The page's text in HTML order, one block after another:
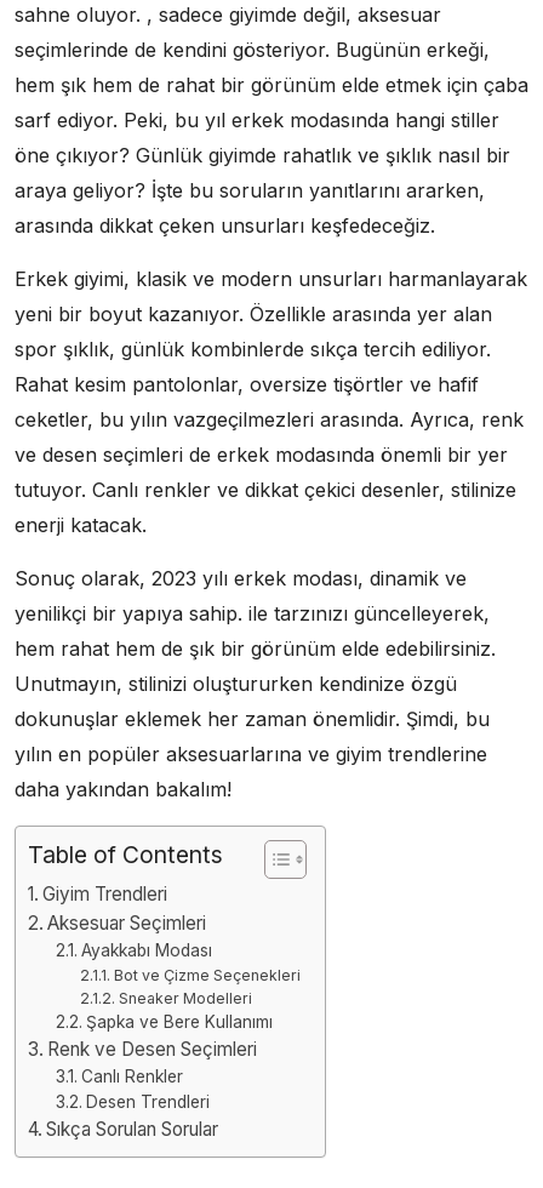
sahne oluyor. , sadece giyimde değil, aksesuar
seçimlerinde de kendini gösteriyor. Bugünün erkeği,
hem şık hem de rahat bir görünüm elde etmek için çaba
sarf ediyor. Peki, bu yıl erkek modasında hangi stiller
öne çıkıyor? Günlük giyimde rahatlık ve şıklık nasıl bir
araya geliyor? İşte bu soruların yanıtlarını ararken,
arasında dikkat çeken unsurları keşfedeceğiz.
Erkek giyimi, klasik ve modern unsurları harmanlayarak
yeni bir boyut kazanıyor. Özellikle arasında yer alan
spor şıklık, günlük kombinlerde sıkça tercih ediliyor.
Rahat kesim pantolonlar, oversize tişörtler ve hafif
ceketler, bu yılın vazgeçilmezleri arasında. Ayrıca, renk
ve desen seçimleri de erkek modasında önemli bir yer
tutuyor. Canlı renkler ve dikkat çekici desenler, stilinize
enerji katacak.
Sonuç olarak, 2023 yılı erkek modası, dinamik ve
yenilikçi bir yapıya sahip. ile tarzınızı güncelleyerek,
hem rahat hem de şık bir görünüm elde edebilirsiniz.
Unutmayın, stilinizi oluştururken kendinize özgü
dokunuşlar eklemek her zaman önemlidir. Şimdi, bu
yılın en popüler aksesuarlarına ve giyim trendlerine
daha yakından bakalım!
Table of Contents
Giyim Trendleri
Aksesuar Seçimleri
Ayakkabı Modası
Bot ve Çizme Seçenekleri
Sneaker Modelleri
Şapka ve Bere Kullanımı
Renk ve Desen Seçimleri
Canlı Renkler
Desen Trendleri
Sıkça Sorulan Sorular